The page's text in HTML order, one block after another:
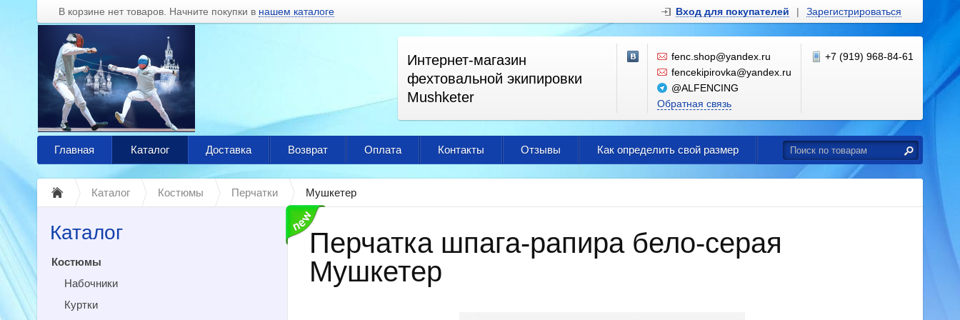
В корзине нет товаров. Начните покупки в нашем каталоге Вход для покупателей | Зарегистрироваться
Интернет-магазин
фехтовальной экипировки
Mushketer
fenc.shop@yandex.ru
fencekipirovka@yandex.ru
@ALFENCING
Обратная связь
+7 (919) 968-84-61
Главная Каталог Доставка Возврат Оплата Контакты Отзывы Как определить свой размер
Каталог Костюмы Перчатки Мушкетер
Перчатка шпага-рапира бело-серая
Мушкетер
Каталог
Костюмы
Набочники
Куртки